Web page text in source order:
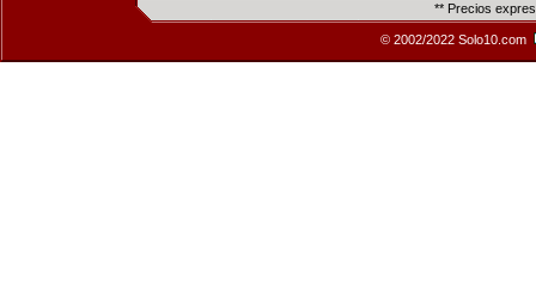
** Precios
© 2002/2022 Solo10.com